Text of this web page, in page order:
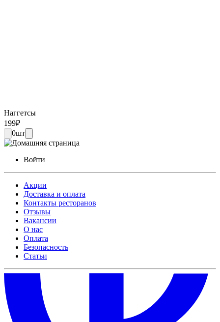
Наггетсы
199₽
0шт
Войти
Акции
Доставка и оплата
Контакты ресторанов
Отзывы
Вакансии
О нас
Оплата
Безопасность
Статьи